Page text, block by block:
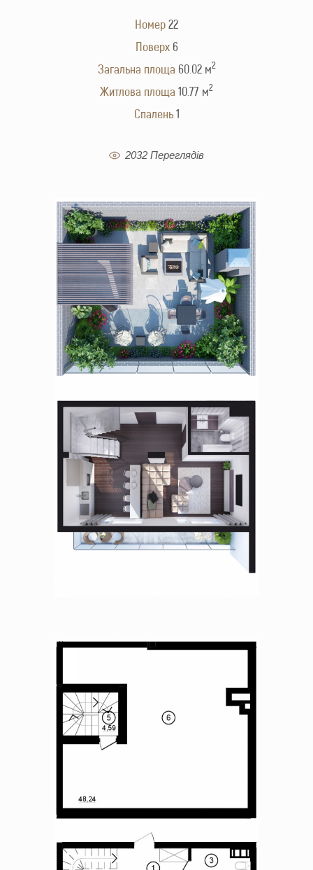
Номер22
Поверх 6
Загальна площа 60.02 м2
Житлова площа 10.77 м2
Cпалень 1
2032 Переглядів